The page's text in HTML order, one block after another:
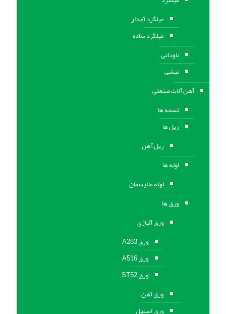
میلگرد آجدار
میلگرد ساده
ناودانی
نبشی
آهن آلات صنعتی
تسمه ها
ریل ها
ریل آهن
لوله ها
لوله مانیسمان
ورق ها
ورق آلیاژی
ورق A283
ورق A516
ورق ST52
ورق آهن
ورق استیل